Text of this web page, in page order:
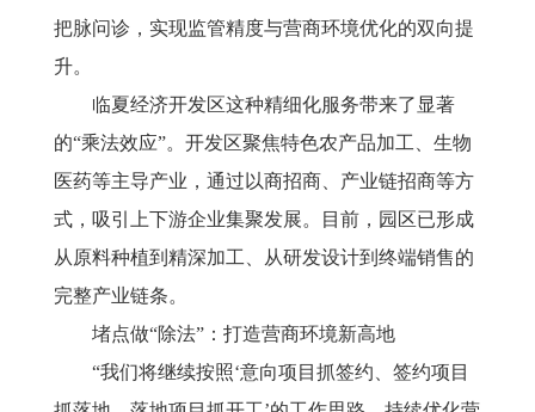
把脉问诊，实现监管精度与营商环境优化的双向提
升。
临夏经济开发区这种精细化服务带来了显著
的“乘法效应”。开发区聚焦特色农产品加工、生物
医药等主导产业，通过以商招商、产业链招商等方
式，吸引上下游企业集聚发展。目前，园区已形成
从原料种植到精深加工、从研发设计到终端销售的
完整产业链条。
堵点做“除法”：打造营商环境新高地
“我们将继续按照‘意向项目抓签约、签约项目